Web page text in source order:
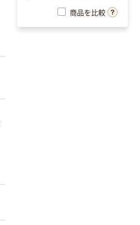
商品を比較